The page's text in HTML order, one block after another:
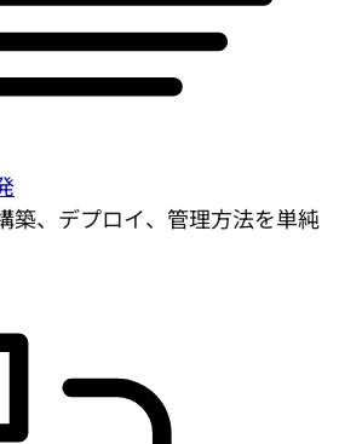
築、デプロイ、管理方法を単純